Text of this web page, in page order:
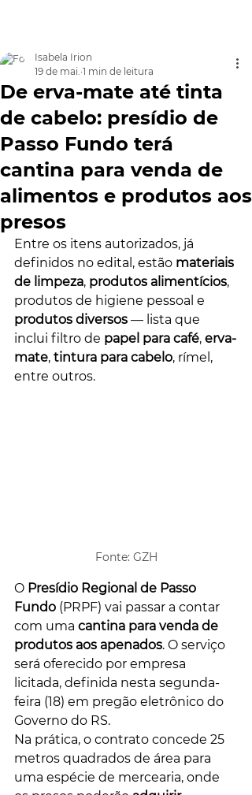
De erva-mate até tinta
de cabelo: presídio de
Passo Fundo terá
cantina para venda de
alimentos e produtos aos
presos
Isabela Irion
19 de mai. 1 min de leitura
Entre os itens autorizados, já
definidos no edital, estão materiais
de limpeza, produtos alimentícios,
produtos de higiene pessoal e
produtos diversos — lista que
inclui filtro de papel para café, erva-
mate, tintura para cabelo, rímel,
entre outros.
Fonte: GZH
O Presídio Regional de Passo
Fundo (PRPF) vai passar a contar
com uma cantina para venda de
produtos aos apenados. O serviço
será oferecido por empresa
licitada, definida nesta segunda-
feira (18) em pregão eletrônico do
Governo do RS.
Na prática, o contrato concede 25
metros quadrados de área para
uma espécie de mercearia, onde